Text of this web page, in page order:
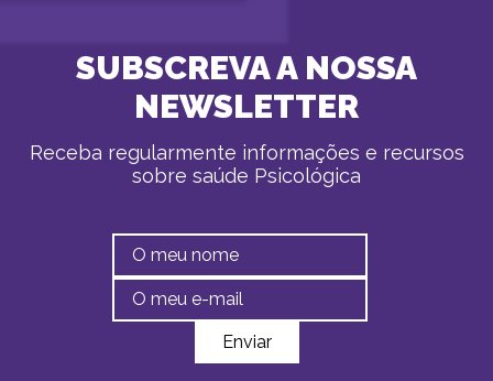
SUBSCREVA A NOSSA
NEWSLETTER
Receba regularmente informações e recursos
sobre saúde Psicológica